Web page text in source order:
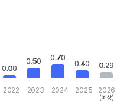
categories.
values. Data ranges from 0 to
0.00
0.00
0.50
0.50 0.70
0.70
0.40
0.40 0.29
0.29
2022 2023 2024 2025 2026
(예상)